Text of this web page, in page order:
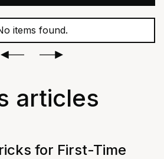
items found.
articles
for First-Time